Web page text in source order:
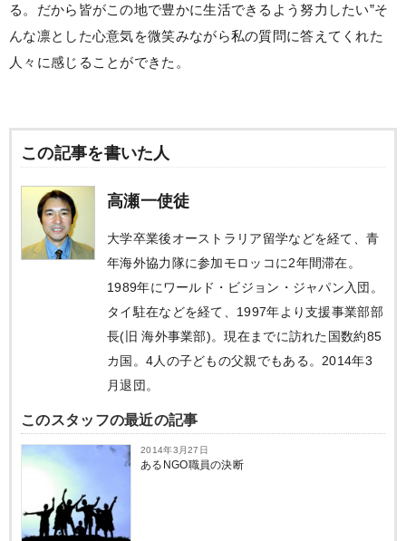
る。だから皆がこの地で豊かに生活できるよう努力したい”そ
んな凛とした心意気を微笑みながら私の質問に答えてくれた
人々に感じることができた。
この記事を書いた人
高瀬一使徒
大学卒業後オーストラリア留学などを経て、青
年海外協力隊に参加モロッコに2年間滞在。
1989年にワールド・ビジョン・ジャパン入団。
タイ駐在などを経て、1997年より支援事業部部
長(旧 海外事業部)。現在までに訪れた国数約85
カ国。4人の子どもの父親でもある。2014年3
月退団。
このスタッフの最近の記事
2014年3月27日
あるNGO職員の決断